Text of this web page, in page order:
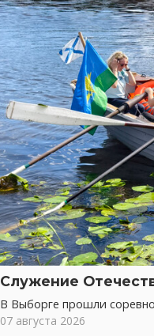
Служение
В Выборге прошли
07 августа 2026